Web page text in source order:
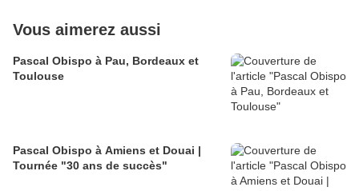
Vous aimerez aussi
Pascal Obispo à Pau, Bordeaux et
Toulouse
Pascal Obispo à Amiens et Douai |
Tournée "30 ans de succès"